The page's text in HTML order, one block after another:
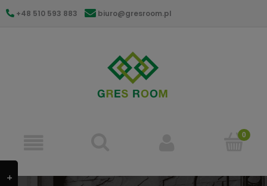
+48 510 593 883 biuro@gresroom.pl